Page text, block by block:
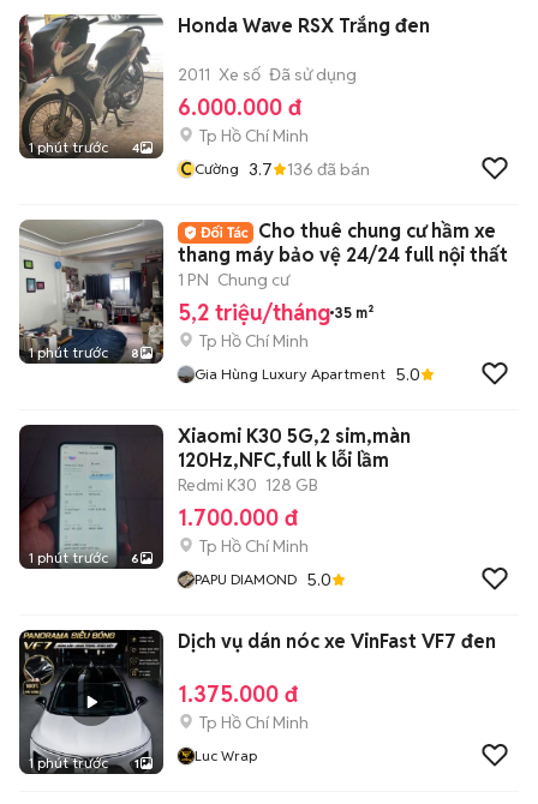
1 phút trước 4
Honda Wave RSX Trắng đen
2011 Xe số Đã sử dụng
6.000.000 đ
Tp Hồ Chí Minh
CCường 3.7 136 đã bán
1 phút trước 8
Cho thuê chung cư hầm xe
thang máy bảo vệ 24/24 full nội thất
1 PN Chung cư
5,2 triệu/tháng 35 m²
Tp Hồ Chí Minh
Gia Hùng Luxury Apartment 5.0
1 phút trước 6
Xiaomi K30 5G,2 sim,màn
120Hz,NFC,full k lỗi lầm
Redmi K30 128 GB
1.700.000 đ
Tp Hồ Chí Minh
PAPU DIAMOND 5.0
1 phút trước 1
Dịch vụ dán nóc xe VinFast VF7 đen
1.375.000 đ
Tp Hồ Chí Minh
Luc Wrap